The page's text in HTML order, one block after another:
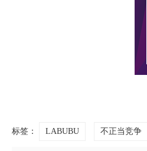
标签： LABUBU 不正当竞争